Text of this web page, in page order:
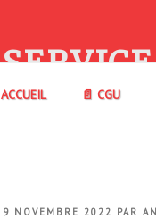
ACCUEIL 📄 CGU
PUBLIÉ
9 NOVEMBRE 2022 PAR